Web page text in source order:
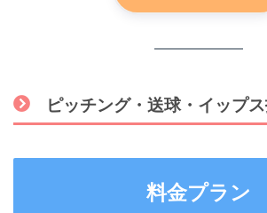
ピッチング・送球・イップ
料金プラン